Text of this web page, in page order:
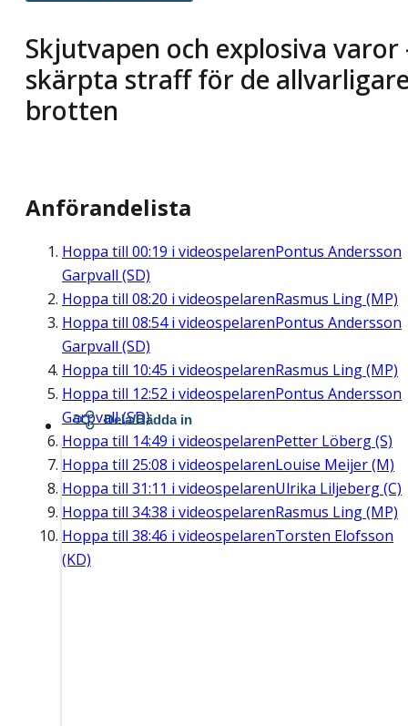
Skjutvapen och explosiva varor
skärpta straff för de
brotten
Anförandelista
Hoppa till 00:19 i videospelarenPontus Andersson
Garpvall (SD)
Hoppa till 08:20 i videospelarenRasmus Ling (MP)
Hoppa till 08:54i videospelarenPontus Andersson
Garpvall (SD)
Hoppa till 10:45 i videospelarenRasmus Ling (MP)
Hoppa till 12:52 i videospelarenPontus Andersson
Garpvall (SD)
Hoppa till 14:49 i videospelarenPetter Löberg (S)
Hoppa till 25:08 i videospelarenLouise Meijer (M)
Hoppa till 31:11 i videospelarenUlrika Liljeberg (C)
Hoppa till 34:38 i videospelarenRasmus Ling (MP)
Hoppa till 38:46 i videospelarenTorsten Elofsson
(KD)
Dela/Bädda in